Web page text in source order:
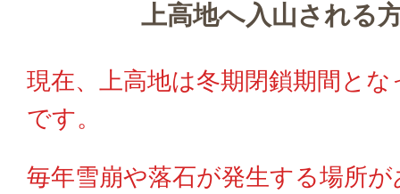
上高地へ入山される
現在、上高地は冬期閉鎖期間と
です。
毎年雪崩や落石が発生する場所